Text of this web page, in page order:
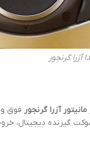
آزرا گرنجور
مانیتور آزرا گرنجور فوق
خروجی کنترل فرمان و